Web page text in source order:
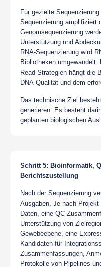
Für gezielte
Sequenzierung amplifiziert
Genomsequenzierung
Unterstützung und
RNA-Sequenzierung wird
Bibliotheken umgewandelt.
Read-Strategien hängt die
DNA-Qualität und dem
Das technische Ziel
generieren. Es besteht
geplanten biologischen
Schritt 5: Bioinformatik,
Berichtszustellung
Nach der Sequenzierung
Ausgaben. Je nach
Daten, eine QC-
Unterstützung von
Gewebeebene, eine
Kandidaten für
Zusammenfassungen,
Protokolle von Pipelines